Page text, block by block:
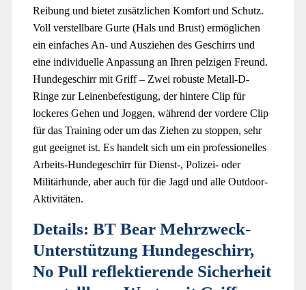
Reibung und bietet zusätzlichen Komfort und Schutz.
Voll verstellbare Gurte (Hals und Brust) ermöglichen
ein einfaches An- und Ausziehen des Geschirrs und
eine individuelle Anpassung an Ihren pelzigen Freund.
Hundegeschirr mit Griff – Zwei robuste Metall-D-
Ringe zur Leinenbefestigung, der hintere Clip für
lockeres Gehen und Joggen, während der vordere Clip
für das Training oder um das Ziehen zu stoppen, sehr
gut geeignet ist. Es handelt sich um ein professionelles
Arbeits-Hundegeschirr für Dienst-, Polizei- oder
Militärhunde, aber auch für die Jagd und alle Outdoor-
Aktivitäten.
Details: BT Bear Mehrzweck-
Unterstützung Hundegeschirr,
No Pull reflektierende Sicherheit